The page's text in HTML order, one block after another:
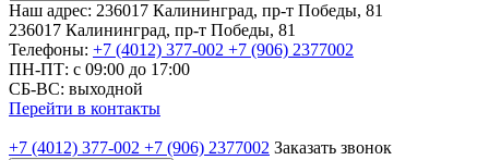
Наш адрес: 236017 Калининград,​ пр-т Победы, 81
236017 Калининград,​ пр-т Победы, 81
Телефоны: +7 (4012) 377-002 +7 (906) 2377002
ПН-ПТ: с 09:00 до 17:00
СБ-ВС: выходной
Перейти в контакты
+7 (4012) 377-002 +7 (906) 2377002 Заказать звонок